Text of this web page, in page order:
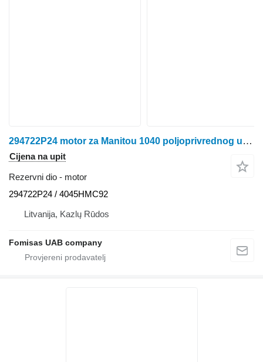
294722P24 motor za Manitou 1040 poljoprivrednog utovarivača
Cijena na upit
Rezervni dio - motor
294722P24 / 4045HMC92
Litvanija, Kazlų Rūdos
Fomisas UAB company